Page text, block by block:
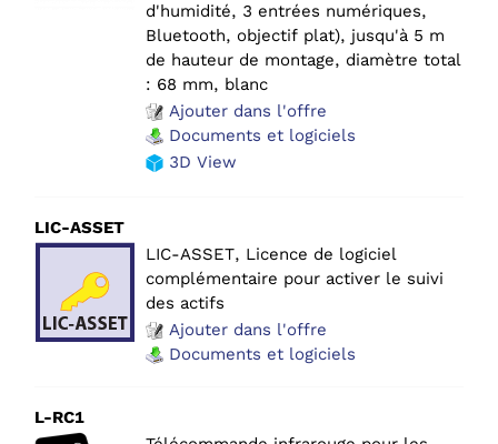
d'humidité, 3 entrées numériques,
Bluetooth, objectif plat), jusqu'à 5 m
de hauteur de montage, diamètre total
: 68 mm, blanc
Ajouter dans l'offre
Documents et logiciels
3D View
LIC-ASSET
LIC-ASSET, Licence de logiciel
complémentaire pour activer le suivi
des actifs
Ajouter dans l'offre
Documents et logiciels
L-RC1